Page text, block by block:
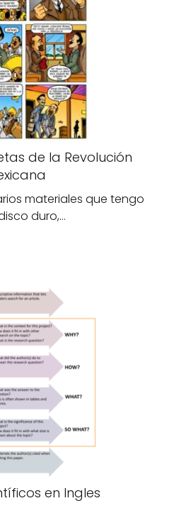
de la Revolución
materiales que tengo
duro,…
en Ingles